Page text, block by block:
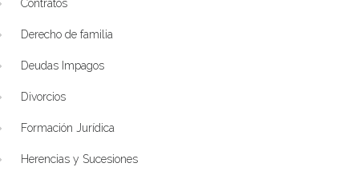
Contratos
Derecho de familia
Deudas Impagos
Divorcios
Formación Jurídica
Herencias y Sucesiones